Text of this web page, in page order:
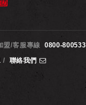
盟/客服專線
0800-800533
/ 聯絡我們